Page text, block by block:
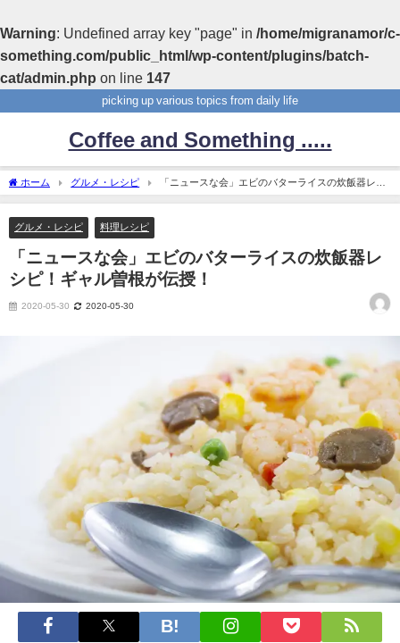
Warning: Undefined array key "page" in /home/migranamor/c-
something.com/public_html/wp-content/plugins/batch-
cat/admin.php on line 147
picking up various topics from daily life
Coffee and Something .....
ホーム グルメ・レシピ
「ニュースな会」エビのバターライスの炊飯器レシ
ピ！ギャル曽根が伝授！
グルメ・レシピ 料理レシピ
「ニュースな会」エビのバターライスの炊飯器レ
シピ！ギャル曽根が伝授！
2020-05-30 2020-05-30